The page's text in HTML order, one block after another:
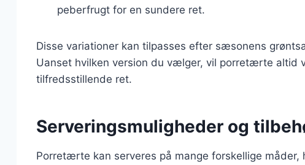
peberfrugt for en sundere ret.
Disse variationer kan tilpasses efter sæsonens
Uanset hvilken version du vælger, vil porretærte altid
tilfredsstillende ret.
Serveringsmuligheder og
Porretærte kan serveres på mange forskellige